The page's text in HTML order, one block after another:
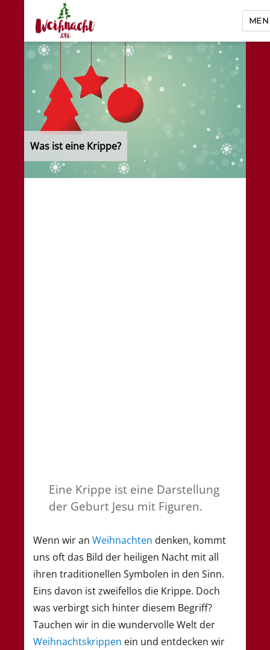
Weihnacht.org
Was ist eine Krippe?
Eine Krippe ist eine Darstellung
der Geburt Jesu mit Figuren.
Wenn wir an Weihnachten denken, kommt
uns oft das Bild der heiligen Nacht mit all
ihren traditionellen Symbolen in den Sinn.
Eins davon ist zweifellos die Krippe. Doch
was verbirgt sich hinter diesem Begriff?
Tauchen wir in die wundervolle Welt der
Weihnachtskrippen ein und entdecken wir